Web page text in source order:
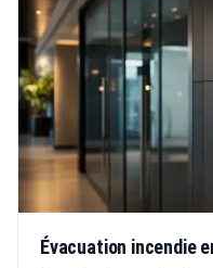
Évacuation incendie